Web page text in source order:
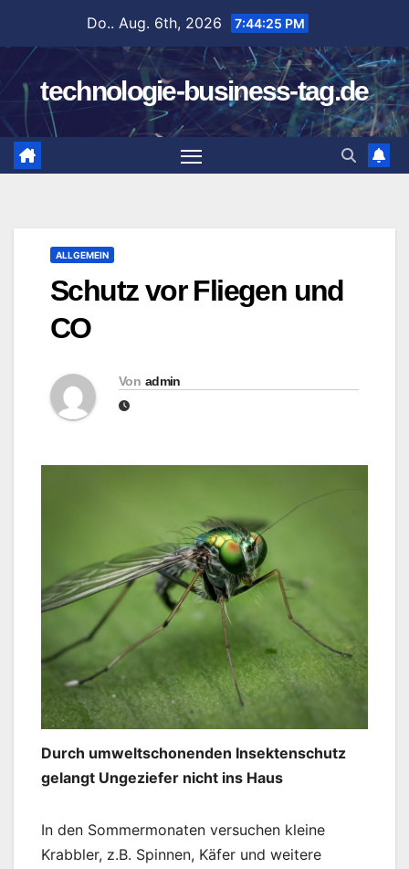
springen
Do.. Aug. 6th, 2026 7:44:26 PM
technologie-business-tag.de
ALLGEMEIN
Schutz vor Fliegen und
CO
Von admin
Durch umweltschonenden Insektenschutz
gelangt Ungeziefer nicht ins Haus
In den Sommermonaten versuchen kleine
Krabbler, z.B. Spinnen, Käfer und weitere